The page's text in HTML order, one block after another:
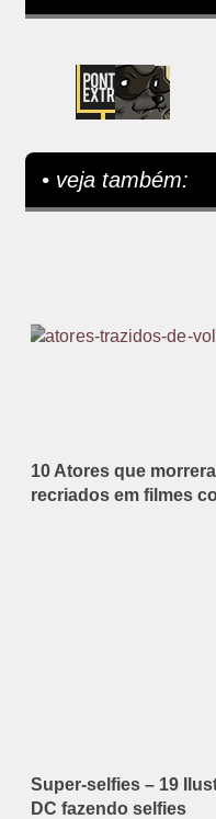
• veja também:
10 Atores que
recriados em filmes
Super-selfies – 19
DC fazendo selfies